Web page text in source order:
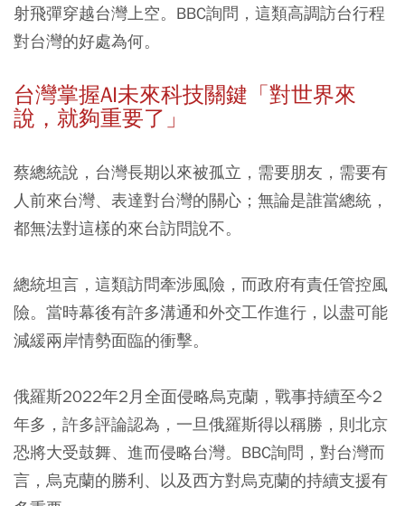
射飛彈穿越台灣上空。BBC詢問，這類高調訪台行程
對台灣的好處為何。
台灣掌握AI未來科技關鍵「對世界來
說，就夠重要了」
蔡總統說，台灣長期以來被孤立，需要朋友，需要有
人前來台灣、表達對台灣的關心；無論是誰當總統，
都無法對這樣的來台訪問說不。
總統坦言，這類訪問牽涉風險，而政府有責任管控風
險。當時幕後有許多溝通和外交工作進行，以盡可能
減緩兩岸情勢面臨的衝擊。
俄羅斯2022年2月全面侵略烏克蘭，戰事持續至今2
年多，許多評論認為，一旦俄羅斯得以稱勝，則北京
恐將大受鼓舞、進而侵略台灣。BBC詢問，對台灣而
言，烏克蘭的勝利、以及西方對烏克蘭的持續支援有